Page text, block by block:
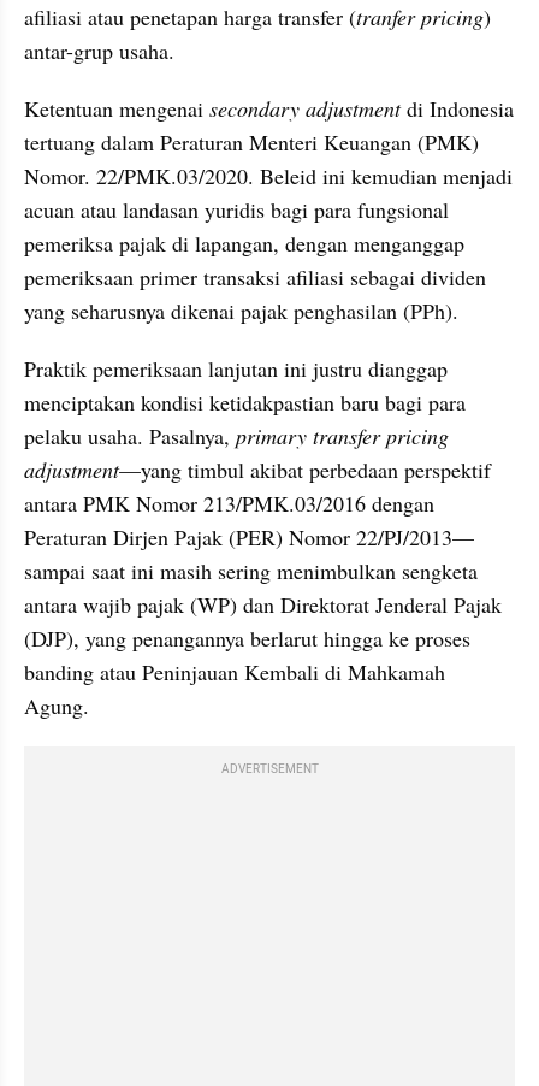
afiliasi atau penetapan harga transfer (tranfer pricing)
antar-grup usaha.
Ketentuan mengenai secondary adjustment di Indonesia
tertuang dalam Peraturan Menteri Keuangan (PMK)
Nomor. 22/PMK.03/2020. Beleid ini kemudian menjadi
acuan atau landasan yuridis bagi para fungsional
pemeriksa pajak di lapangan, dengan menganggap
pemeriksaan primer transaksi afiliasi sebagai dividen
yang seharusnya dikenai pajak penghasilan (PPh).
Praktik pemeriksaan lanjutan ini justru dianggap
menciptakan kondisi ketidakpastian baru bagi para
pelaku usaha. Pasalnya, primary transfer pricing
adjustment—yang timbul akibat perbedaan perspektif
antara PMK Nomor 213/PMK.03/2016 dengan
Peraturan Dirjen Pajak (PER) Nomor 22/PJ/2013—
sampai saat ini masih sering menimbulkan sengketa
antara wajib pajak (WP) dan Direktorat Jenderal Pajak
(DJP), yang penangannya berlarut hingga ke proses
banding atau Peninjauan Kembali di Mahkamah
Agung.
ADVERTISEMENT